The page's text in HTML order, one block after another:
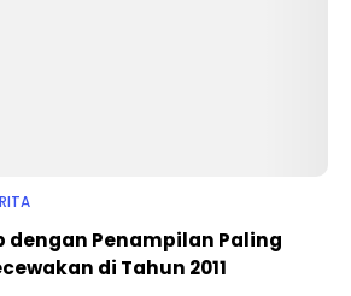
dengan Penampilan Paling
di Tahun 2011